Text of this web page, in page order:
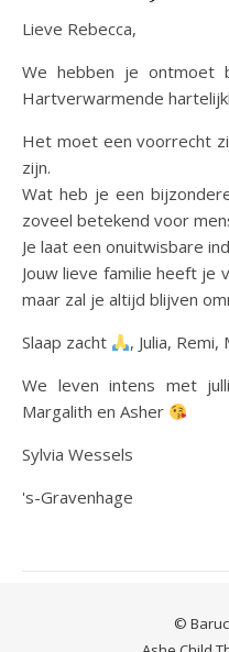
Lieve Rebecca,
We hebben je ontmoet
Hartverwarmende
Het moet een voorrecht
zijn.
Wat heb je een
zoveel betekend voor
Je laat een onuitwisbare
Jouw lieve familie heeft je
maar zal je altijd blijven
Slaap zacht
, Julia, Remi,
We leven intens met
Margalith en Asher
Sylvia Wessels
's-Gravenhage
©